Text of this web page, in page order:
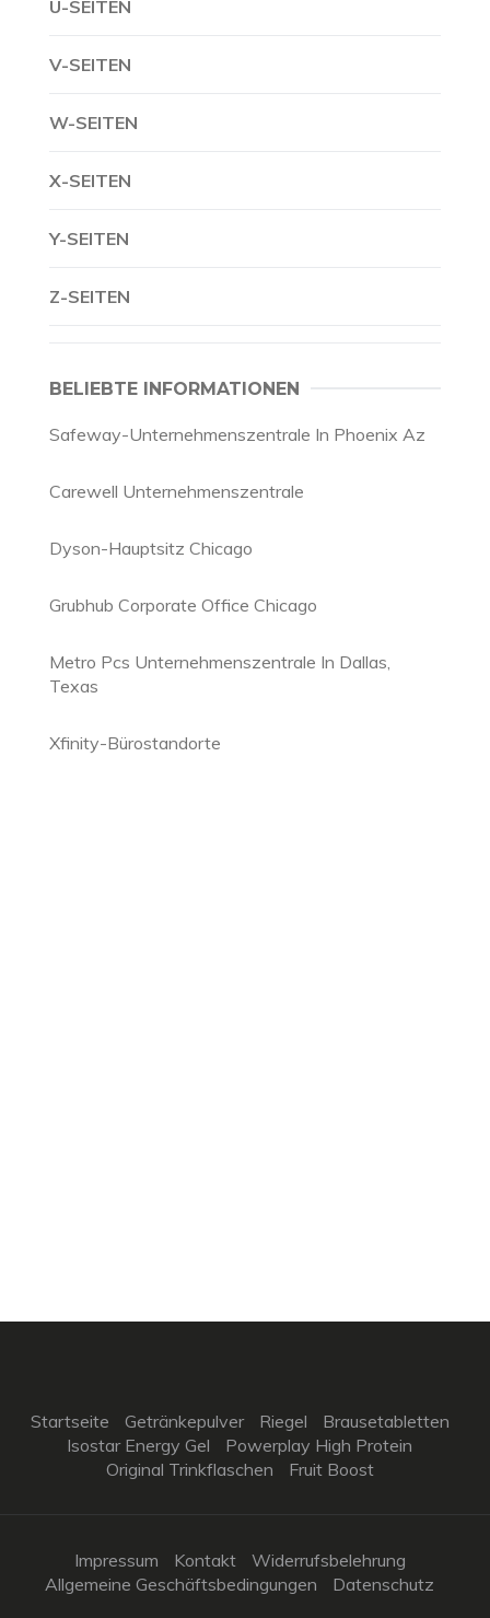
U-SEITEN
V-SEITEN
W-SEITEN
X-SEITEN
Y-SEITEN
Z-SEITEN
BELIEBTE INFORMATIONEN
Safeway-Unternehmenszentrale In Phoenix Az
Carewell Unternehmenszentrale
Dyson-Hauptsitz Chicago
Grubhub Corporate Office Chicago
Metro Pcs Unternehmenszentrale In Dallas,
Texas
Xfinity-Bürostandorte
Startseite Getränkepulver Riegel
Brausetabletten
Isostar Energy Gel
Powerplay High Protein
Original Trinkflaschen
Fruit Boost
Impressum Kontakt
Widerrufsbelehrung
Allgemeine Geschäftsbedingungen
Datenschutz